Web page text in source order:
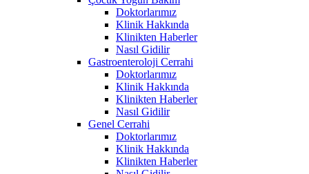
Doktorlarımız
Klinik Hakkında
Klinikten Haberler
Nasıl Gidilir
Gastroenteroloji Cerrahi
Doktorlarımız
Klinik Hakkında
Klinikten Haberler
Nasıl Gidilir
Genel Cerrahi
Doktorlarımız
Klinik Hakkında
Klinikten Haberler